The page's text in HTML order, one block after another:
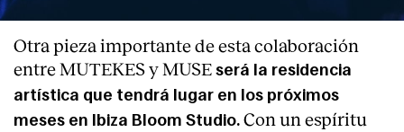
Otra pieza importante de esta colaboración
entre MUTEKES y MUSE será la residencia
artística que tendrá lugar en los próximos
meses en Ibiza Bloom Studio. Con un espíritu